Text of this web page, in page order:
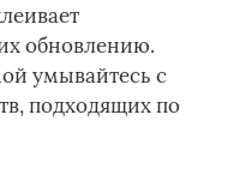
обновлению.
умывайтесь с
подходящих по